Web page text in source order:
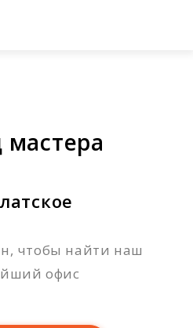
мастера
чтобы найти наш
офис